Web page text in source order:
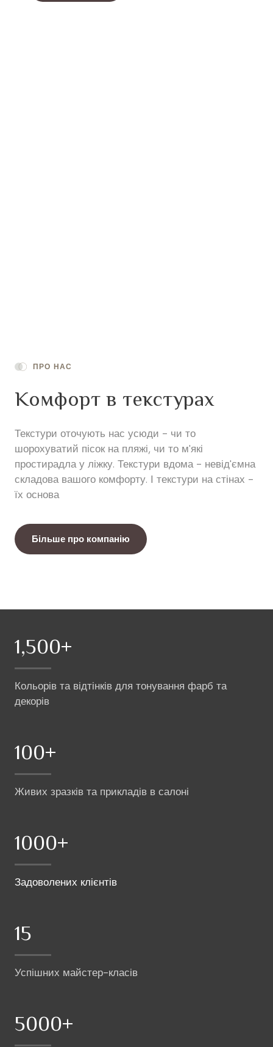
ПРО НАС
Комфорт в текстурах
Текстури оточують нас усюди - чи то
шорохуватий пісок на пляжі, чи то м'які
простирадла у ліжку. Текстури вдома - невід'ємна
складова вашого комфорту. І текстури на стінах -
їх основа
Більше про компанію
1,500+
Кольорів та відтінків для тонування фарб та
декорів
100+
Живих зразків та прикладів в салоні
1000+
Задоволених клієнтів
15
Успішних майстер-класів
5000+